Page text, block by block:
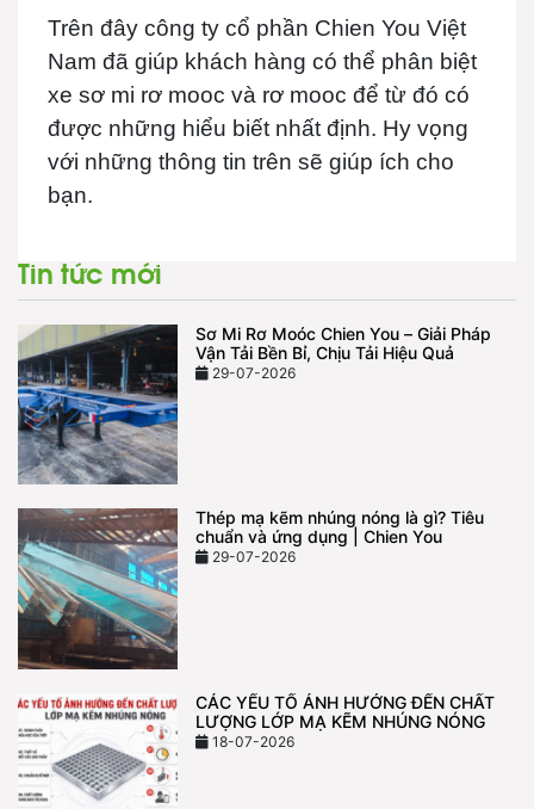
Trên đây công ty cổ phần Chien You Việt
Nam đã giúp khách hàng có thể phân biệt
xe sơ mi rơ mooc và rơ mooc để từ đó có
được những hiểu biết nhất định. Hy vọng
với những thông tin trên sẽ giúp ích cho
bạn.
Tin tức mới
Sơ Mi Rơ Moóc Chien You – Giải Pháp
Vận Tải Bền Bỉ, Chịu Tải Hiệu Quả
29-07-2026
Thép mạ kẽm nhúng nóng là gì? Tiêu
chuẩn và ứng dụng | Chien You
29-07-2026
CÁC YẾU TỐ ẢNH HƯỞNG ĐẾN CHẤT
LƯỢNG LỚP MẠ KẼM NHÚNG NÓNG
18-07-2026